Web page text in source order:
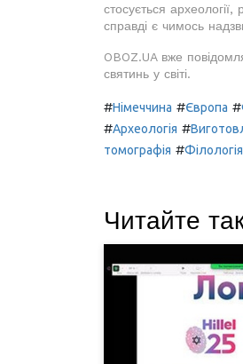
стосується археології,
справді є чимось
OBOZ.UA вже
святинь у світі.
#Німеччина #Європа #
#Археологія #
томографія #Філологія
Читайте